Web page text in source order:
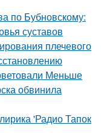
по Бубновскому:
суставов
плечевого
Меньше
обвинила
'Радио Тапок